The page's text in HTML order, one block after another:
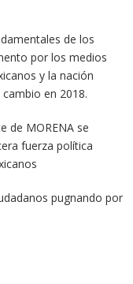
de los
por los medios
y la nación
en 2018.
de MORENA se
fuerza política
pugnando por